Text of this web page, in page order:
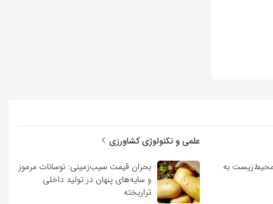
به
علمی و تکنولوژی کشاورزی
بحران قیمت سیب‌زمینی: نوسانات مرموز
و سایه‌های پنهان در تولید داخلی
تراریخته